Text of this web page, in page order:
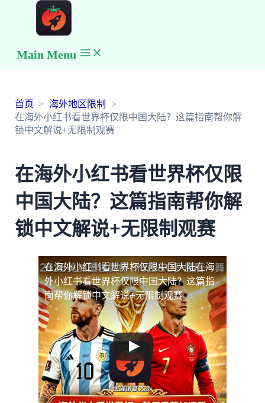
Main Menu
首页
海外地区限制
在海外小红书看世界杯仅限中国大陆？这篇指南帮你解
锁中文解说+无限制观赛
在海外小红书看世界杯仅限
中国大陆？这篇指南帮你解
锁中文解说+无限制观赛
在海外小红书看世界杯仅限中国大陆在海
外小红书看世界杯仅限中国大陆？这篇指
南帮你解锁中文解说+无限制观赛